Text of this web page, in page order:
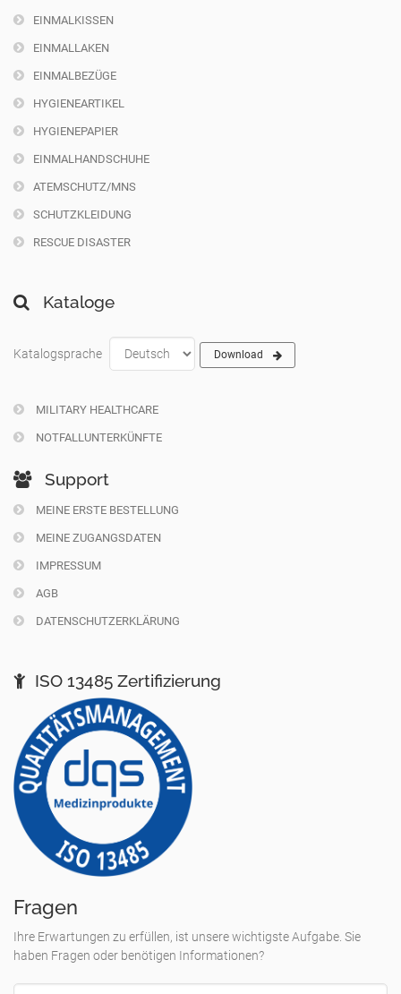
EINMALKISSEN
EINMALLAKEN
EINMALBEZÜGE
HYGIENEARTIKEL
HYGIENEPAPIER
EINMALHANDSCHUHE
ATEMSCHUTZ/MNS
SCHUTZKLEIDUNG
RESCUE DISASTER
Kataloge
Katalogsprache Download
MILITARY HEALTHCARE
NOTFALLUNTERKÜNFTE
Support
MEINE ERSTE BESTELLUNG
MEINE ZUGANGSDATEN
IMPRESSUM
AGB
DATENSCHUTZERKLÄRUNG
ISO 13485 Zertifizierung
Fragen
Ihre Erwartungen zu erfüllen, ist unsere wichtigste Aufgabe. Sie
haben Fragen oder benötigen Informationen?